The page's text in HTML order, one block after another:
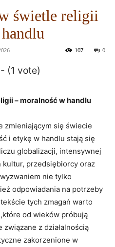
świetle religii
0
107
(1 vote)
– moralność w handlu
zmieniającym się świecie
i etykę w handlu stają się
globalizacji, intensywnej
przedsiębiorcy oraz
nie tylko
odpowiadania na potrzeby
tych zmagań warto
od wieków próbują
związane z działalnością
zakorzenione w